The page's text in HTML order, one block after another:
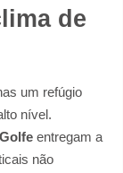
de
um refúgio
nível.
entregam a
não